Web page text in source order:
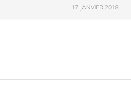
17 JANVIER 2018